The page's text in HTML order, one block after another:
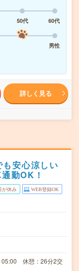
50代
60代
男性
詳しく見る
安心涼しい
勤OK！
が休み WEB登録OK
休憩：26分2交